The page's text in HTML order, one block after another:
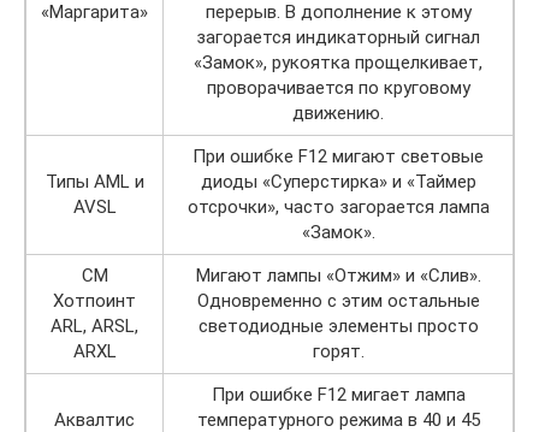
«Маргарита»
перерыв. В дополнение к этому
загорается индикаторный сигнал
«Замок», рукоятка прощелкивает,
проворачивается по круговому
движению.
Типы AML и
AVSL
При ошибке F12 мигают световые
диоды «Суперстирка» и «Таймер
отсрочки», часто загорается лампа
«Замок».
СМ
Хотпоинт
ARL, ARSL,
ARXL
Мигают лампы «Отжим» и «Слив».
Одновременно с этим остальные
светодиодные элементы просто
горят.
Аквалтис
При ошибке F12 мигает лампа
температурного режима в 40 и 45